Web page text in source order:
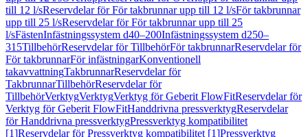
till 12 l/sReservdelar för För takbrunnar upp till 12 l/sFör takbrunnar
upp till 25 l/sReservdelar för För takbrunnar upp till 25
l/sFästenInfästningssystem d40–200Infästningssystem d250–
315TillbehörReservdelar för TillbehörFör takbrunnarReservdelar för
För takbrunnarFör infästningarKonventionell
takavvattningTakbrunnarReservdelar för
TakbrunnarTillbehörReservdelar för
TillbehörVerktygVerktygVerktyg för Geberit FlowFitReservdelar för
Verktyg för Geberit FlowFitHanddrivna pressverktygReservdelar
för Handdrivna pressverktygPressverktyg kompatibilitet
[1]Reservdelar för Pressverktyg kompatibilitet [1]Pressverktyg